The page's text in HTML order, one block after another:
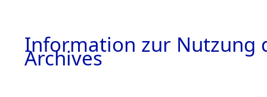
Information zur Nutzung
Archives